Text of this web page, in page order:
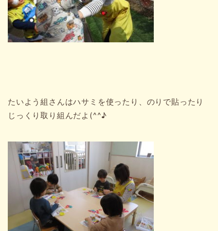
たいよう組さんはハサミを使ったり、のりで貼ったり
じっくり取り組んだよ(^^♪